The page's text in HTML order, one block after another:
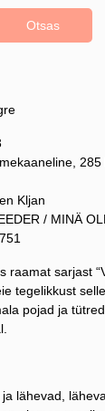
Otsas
285
Kljan
/ MINÄ
raamat sarjast
tegelikkust
pojad ja
lähevad,